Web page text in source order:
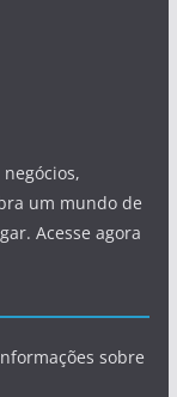
um mundo de
Acesse agora
sobre